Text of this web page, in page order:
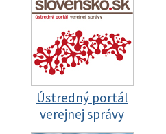
Ústredný portál
verejnej správy